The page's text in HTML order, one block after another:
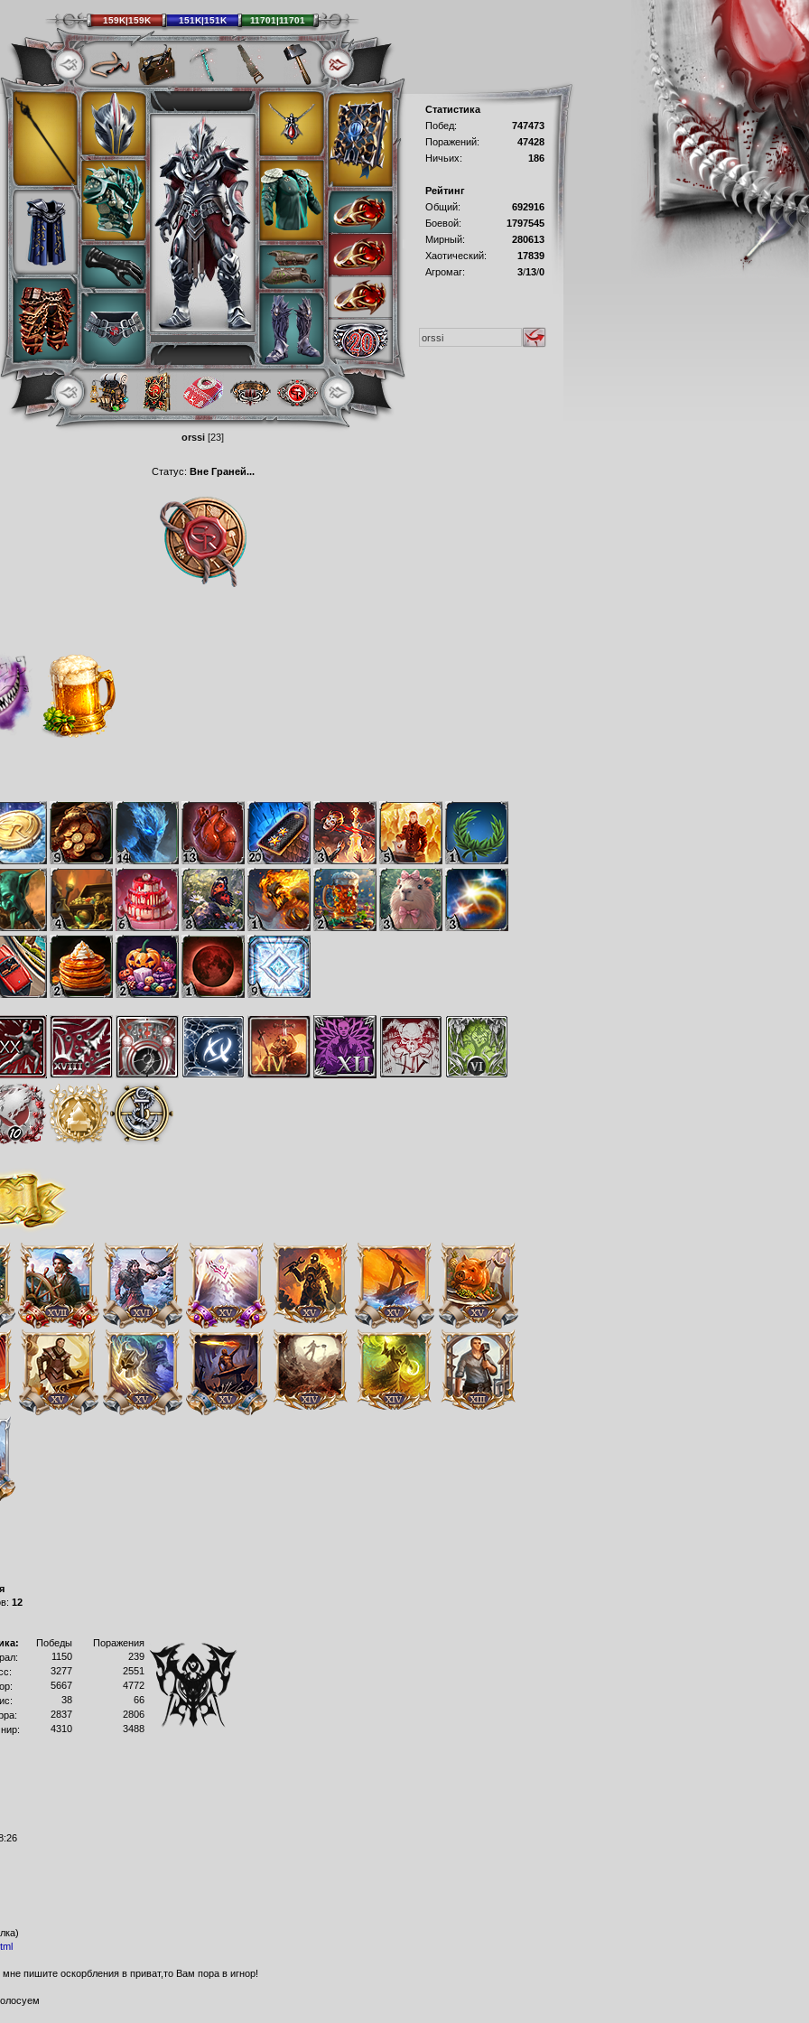
Статистика
Побед:
747473
Поражений:
47428
Ничьих:
186
Рейтинг
Общий:
692916
Боевой:
1797545
Мирный:
280613
Хаотический:
17839
Агромаг:
3/13/0
Статус: Вне Граней...
12
Победы
Поражения
1150
239
3277
2551
5667
4772
38
66
2837
2806
4310 3488
пишите оскорбления в приват,то Вам пора в игнор!
159K|159K 151K|151K 11701|11701
orssi [23]